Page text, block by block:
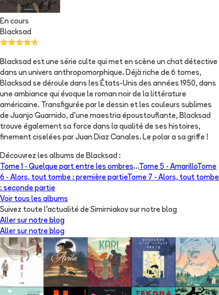
En cours
Blacksad
Blacksad est une série culte qui met en scène un chat détective
dans un univers anthropomorphique. Déjà riche de 6 tomes,
Blacksad se déroule dans les États-Unis des années 1950, dans
une ambiance qui évoque le roman noir de la littérature
américaine. Transfigurée par le dessin et les couleurs sublimes
de Juanjo Guarnido, d'une maestria époustouflante, Blacksad
trouve également sa force dans la qualité de ses histoires,
finement ciselées par Juan Diaz Canales. Le polar a sa griffe !
Découvrez les albums de Blacksad :
Tome 1 - Quelque part entre les ombres...Tome 5 - AmarilloTome
6 - Alors, tout tombe : première partieTome 7 - Alors, tout tombe
: seconde partie
Voir tous les albums
Suivez toute l'actualité de Simirniakov sur notre blog
Aller sur notre blog
Aller sur notre blog